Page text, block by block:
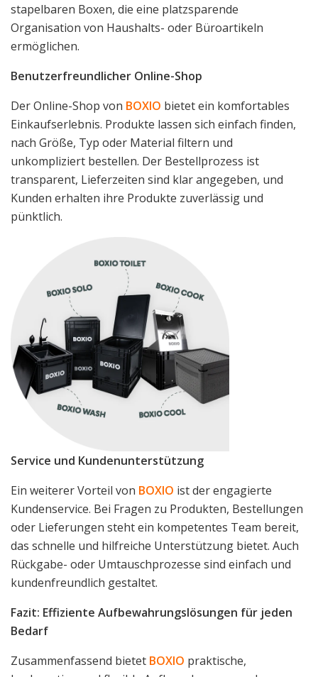
stapelbaren Boxen, die eine platzsparende
Organisation von Haushalts- oder Büroartikeln
ermöglichen.
Benutzerfreundlicher Online-Shop
Der Online-Shop von BOXIO bietet ein komfortables
Einkaufserlebnis. Produkte lassen sich einfach finden,
nach Größe, Typ oder Material filtern und
unkompliziert bestellen. Der Bestellprozess ist
transparent, Lieferzeiten sind klar angegeben, und
Kunden erhalten ihre Produkte zuverlässig und
pünktlich.
Service und Kundenunterstützung
Ein weiterer Vorteil von BOXIO ist der engagierte
Kundenservice. Bei Fragen zu Produkten, Bestellungen
oder Lieferungen steht ein kompetentes Team bereit,
das schnelle und hilfreiche Unterstützung bietet. Auch
Rückgabe- oder Umtauschprozesse sind einfach und
kundenfreundlich gestaltet.
Fazit: Effiziente Aufbewahrungslösungen für jeden
Bedarf
Zusammenfassend bietet BOXIO praktische,